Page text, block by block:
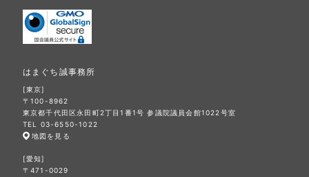
はまぐち誠事務所
[東京]
〒100-8962
東京都千代田区永田町2丁目1番1号 参議院議員会館1022号室
TEL 03-6550-1022
地図を見る
[愛知]
〒471-0029